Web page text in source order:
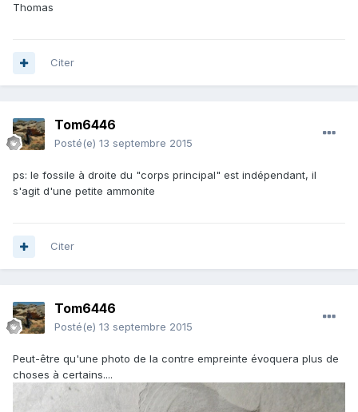
Thomas
Citer
Tom6446
Posté(e) 13 septembre 2015
ps: le fossile à droite du "corps principal" est indépendant, il
s'agit d'une petite ammonite
Citer
Tom6446
Posté(e) 13 septembre 2015
Peut-être qu'une photo de la contre empreinte évoquera plus de
choses à certains....